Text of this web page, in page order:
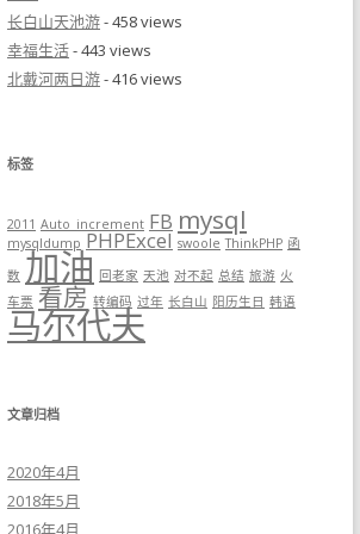
长白山天池游- 458 views
幸福生活- 443 views
北戴河两日游- 416 views
标签
2011 Auto_increment FB mysql
mysqldump PHPExcel swoole ThinkPHP 函
数 加油 回老家 天池 对不起 总结 旅游 火
车票 看房 转编码 过年 长白山 阳历生日 韩语
马尔代夫
文章归档
2020年4月
2018年5月
2016年4月